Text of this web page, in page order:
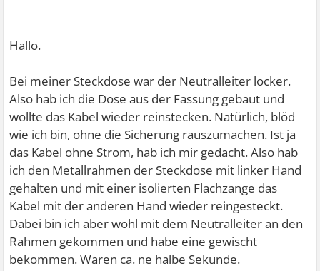
Hallo.
Bei meiner Steckdose war der Neutralleiter locker.
Also hab ich die Dose aus der Fassung gebaut und
wollte das Kabel wieder reinstecken. Natürlich, blöd
wie ich bin, ohne die Sicherung rauszumachen. Ist ja
das Kabel ohne Strom, hab ich mir gedacht. Also hab
ich den Metallrahmen der Steckdose mit linker Hand
gehalten und mit einer isolierten Flachzange das
Kabel mit der anderen Hand wieder reingesteckt.
Dabei bin ich aber wohl mit dem Neutralleiter an den
Rahmen gekommen und habe eine gewischt
bekommen. Waren ca. ne halbe Sekunde.